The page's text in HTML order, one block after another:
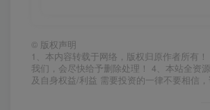
© 版权声明
1、本内容转载于网络，版权归原作者所有
我们，会尽快给予删除处理！ 4、本站全资
及自身权益/利益 需要投资的一律不要相信